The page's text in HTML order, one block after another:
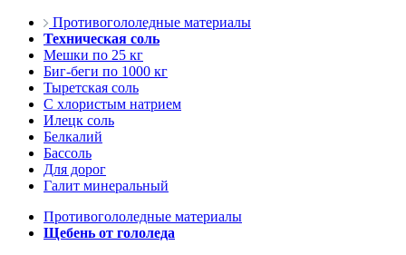
Противогололедные материалы
Техническая соль
Мешки по 25 кг
Биг-беги по 1000 кг
Тыретская соль
С хлористым натрием
Илецк соль
Белкалий
Бассоль
Для дорог
Галит минеральный
Противогололедные материалы
Щебень от гололеда